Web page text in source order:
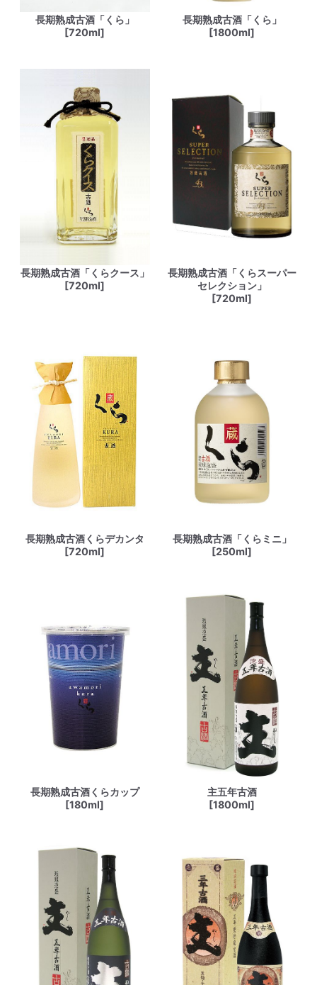
長期熟成古酒「くら」
[720ml]
長期熟成古酒「くら」
[1800ml]
長期熟成古酒「くらクース」
[720ml]
長期熟成古酒「くらスーパー
セレクション」
[720ml]
長期熟成古酒くらデカンタ
[720ml]
長期熟成古酒「くらミニ」
[250ml]
長期熟成古酒くらカップ
[180ml]
主五年古酒
[1800ml]